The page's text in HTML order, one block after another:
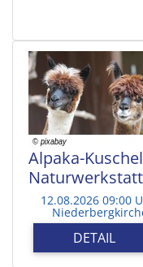
Alpaka-
Naturwerkstatt
12.08.2026 09:00
DETAIL